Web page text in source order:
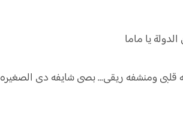
يا ماما
قلبى ومنشفه ريقى... بصى شايفه دى الصغيره